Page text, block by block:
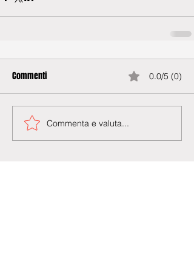
Commenti 0.0/5 (0)
Commenta e valuta...